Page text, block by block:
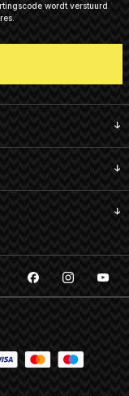
wordt verstuurd